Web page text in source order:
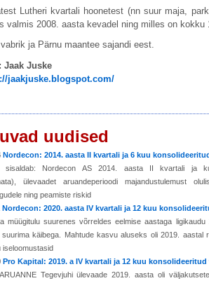
Lutheri kvartali hoonetest (nn suur maja,
valmis 2008. aasta kevadel ning milles on kokku
ja Pärnu maantee sajandi eest.
Juske
jaakjuske.blogspot.com/
uudised
Nordecon: 2014. aasta II kvartali ja 6 kuu
sisaldab: Nordecon AS 2014. aasta II kvartali ja
ülevaadet aruandeperioodi majandustulemust
ning peamiste riskid
Nordecon: 2020. aasta IV kvartali ja 12 kuu
müügitulu suurenes võrreldes eelmise aastaga
suurima käibega. Mahtude kasvu aluseks oli 2019. aastal
iseloomustasid
Pro Kapital: 2019. a IV kvartali ja 12 kuu konsolideeritud
Tegevjuhi ülevaade 2019. aasta oli